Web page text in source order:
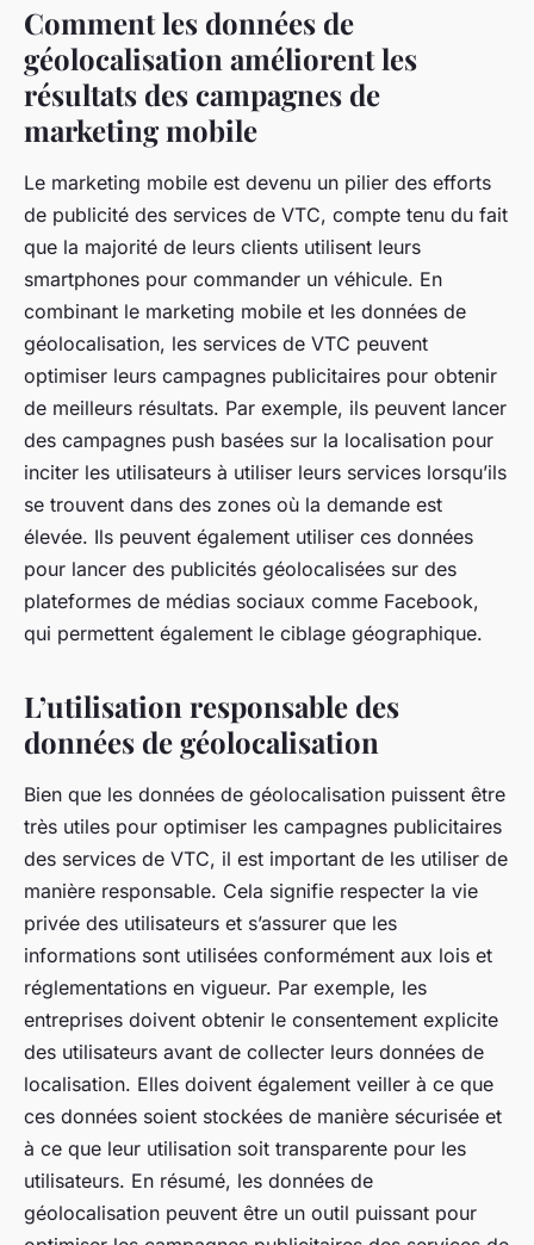
Comment les données de
géolocalisation améliorent les
résultats des campagnes de
marketing mobile
Le marketing mobile est devenu un pilier des efforts
de publicité des services de VTC, compte tenu du fait
que la majorité de leurs clients utilisent leurs
smartphones pour commander un véhicule. En
combinant le marketing mobile et les données de
géolocalisation, les services de VTC peuvent
optimiser leurs campagnes publicitaires pour obtenir
de meilleurs résultats. Par exemple, ils peuvent lancer
des campagnes push basées sur la localisation pour
inciter les utilisateurs à utiliser leurs services lorsqu’ils
se trouvent dans des zones où la demande est
élevée. Ils peuvent également utiliser ces données
pour lancer des publicités géolocalisées sur des
plateformes de médias sociaux comme Facebook,
qui permettent également le ciblage géographique.
L’utilisation responsable des
données de géolocalisation
Bien que les données de géolocalisation puissent être
très utiles pour optimiser les campagnes publicitaires
des services de VTC, il est important de les utiliser de
manière responsable. Cela signifie respecter la vie
privée des utilisateurs et s’assurer que les
informations sont utilisées conformément aux lois et
réglementations en vigueur. Par exemple, les
entreprises doivent obtenir le consentement explicite
des utilisateurs avant de collecter leurs données de
localisation. Elles doivent également veiller à ce que
ces données soient stockées de manière sécurisée et
à ce que leur utilisation soit transparente pour les
utilisateurs. En résumé, les données de
géolocalisation peuvent être un outil puissant pour